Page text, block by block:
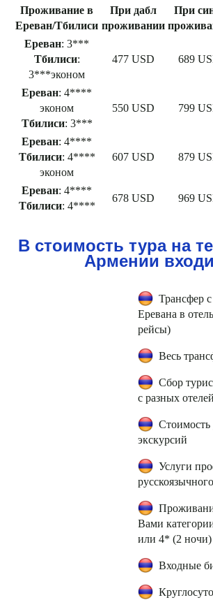
Проживание в
Ереван/Тбилиси
При дабл
проживании
При
Ереван: 3***
Тбилиси:
3***эконом
477 USD 689
Ереван: 4****
эконом
Тбилиси: 3***
550 USD 799
Ереван: 4****
Тбилиси: 4****
эконом
607 USD 879
Ереван: 4****
Тбилиси: 4****
678 USD 969
В стоимость тура на
Армении
Трансфер
Еревана в
рейсы)
Весь
Сбор
с разных отелей
Стоимость
экскурсий
Услуги
Вами
или 4* (2 ночи)
Входные